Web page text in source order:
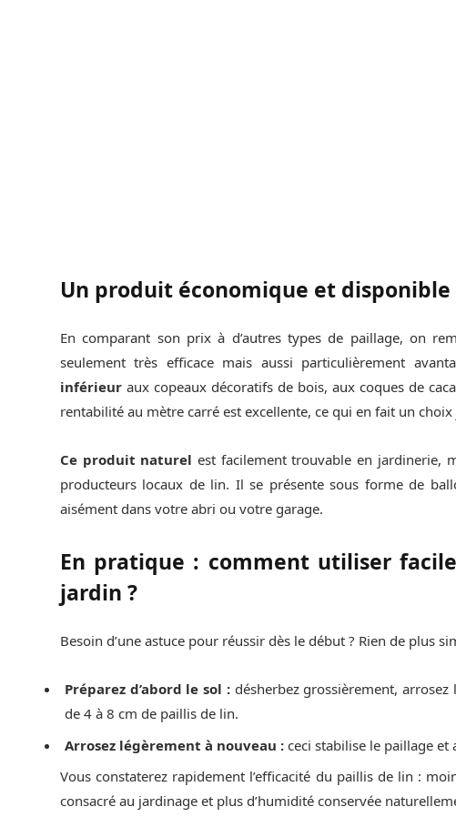
Un produit économique et
En comparant son prix à d’autres types de paillage, on
seulement très efficace mais aussi particulièrement
inférieur aux copeaux décoratifs de bois, aux coques de
rentabilité au mètre carré est excellente, ce qui en fait un
Ce produit naturelest facilement trouvable en jardinerie,
producteurs locaux de lin. Il se présente sous forme de
aisément dans votre abri ou votre garage.
En pratique : comment utiliser
jardin ?
Besoin d’une astuce pour réussir dès le début ? Rien de plus
Préparez d’abord le sol :désherbez grossièrement, arrosez
de 4 à 8 cm de paillis de lin.
Arrosez légèrement à nouveau : ceci stabilise le paillage
Vous constaterez rapidement l’efficacité du paillis de lin :
consacré au jardinage et plus d’humidité conservée